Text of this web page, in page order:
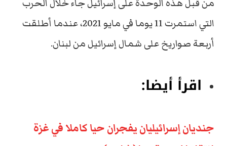
من قبل هذه الوحدة على إسرائيل جاء خلال الحرب
التي استمرت 11 يوما في مايو 2021، عندما أطلقت
أربعة صواريخ على شمال إسرائيل من لبنان.
اقرأ أيضا:
جنديان إسرائيليان يفجران حيا كاملا في غزة